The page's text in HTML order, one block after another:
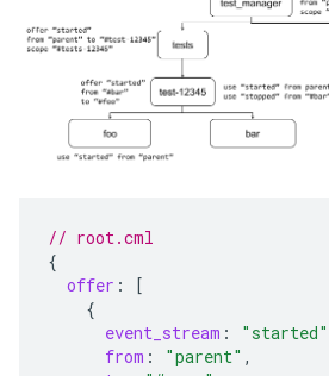
// root.cml
{
offer :
[
{
event_stream : "started"
from : "parent" ,